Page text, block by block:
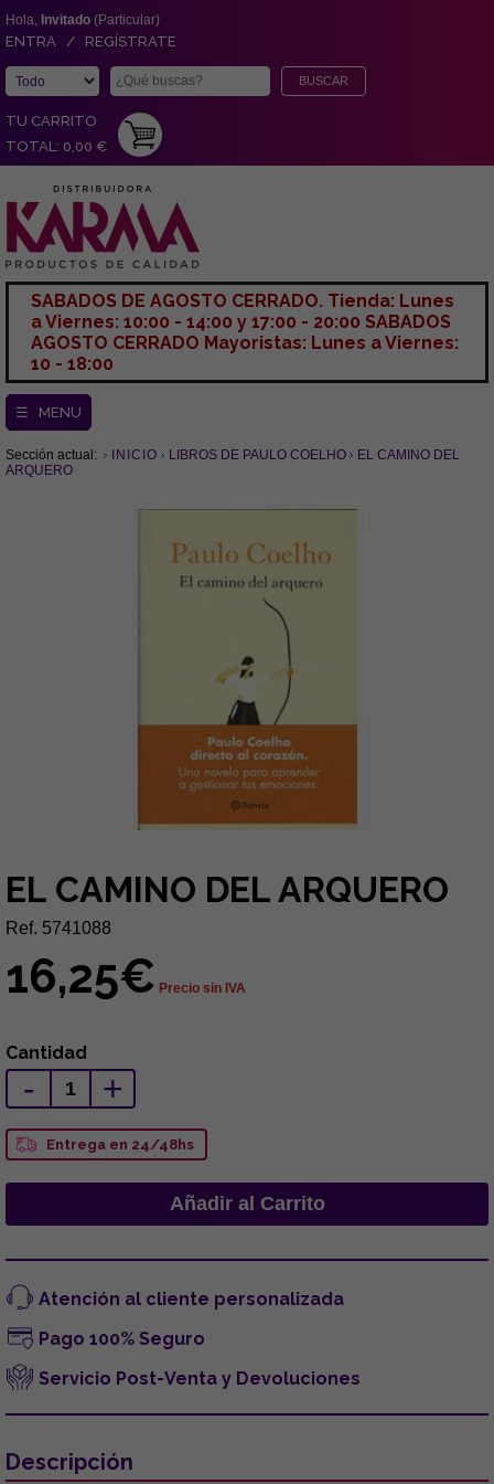
Hola, Invitado (Particular)
ENTRA / REGÍSTRATE
TU CARRITO
TOTAL: 0,00 €
SABADOS DE AGOSTO CERRADO. Tienda: Lunes
a Viernes: 10:00 - 14:00 y 17:00 - 20:00 SABADOS
AGOSTO CERRADO Mayoristas: Lunes a Viernes:
10 - 18:00
☰ MENU
Sección actual: INICIO LIBROS DE PAULO COELHO
EL CAMINO DEL
ARQUERO
EL CAMINO DEL ARQUERO
Ref. 5741088
16,25€ Precio sin IVA
Cantidad
- +
Entrega en 24/48hs
Atención al cliente personalizada
Pago 100% Seguro
Servicio Post-Venta y Devoluciones
Descripción